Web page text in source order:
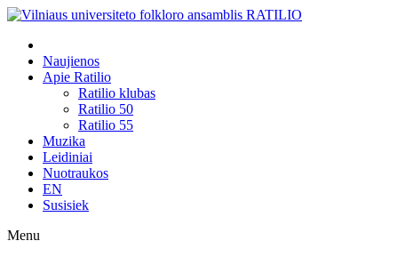
Naujienos
Apie Ratilio
Ratilio klubas
Ratilio 50
Ratilio 55
Muzika
Leidiniai
Nuotraukos
EN
Susisiek
Menu